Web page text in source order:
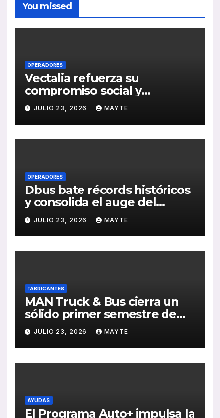
You missed
OPERADORES
Vectalia refuerza su
compromiso social y
medioambiental con la
publicación de su Memoria
de RSC 2025
JULIO 23, 2026 MAYTE
OPERADORES
Dbus bate récords históricos
y consolida el auge del
transporte público en San
Sebastián
JULIO 23, 2026 MAYTE
FABRICANTES
MAN Truck & Bus cierra un
sólido primer semestre de
2026 con crecimiento en
ventas, pedidos y
rentabilidad
JULIO 23, 2026 MAYTE
AYUDAS
El Programa Auto+ impulsa la